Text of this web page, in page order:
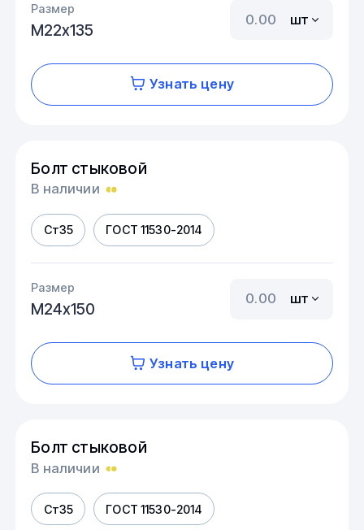
Размер
М22х135
шт
Узнать цену
Болт стыковой
В наличии
Ст35 ГОСТ 11530-2014
Размер
М24х150
шт
Узнать цену
Болт стыковой
В наличии
Ст35 ГОСТ 11530-2014